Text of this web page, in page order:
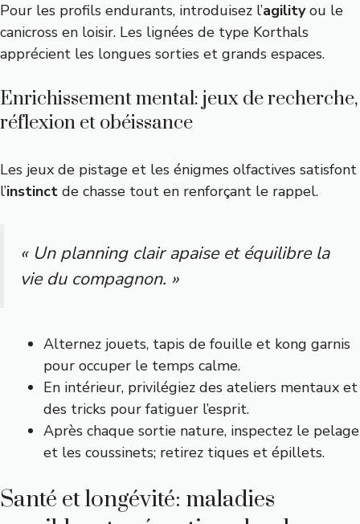
Pour les profils endurants, introduisez l’agilityou le
canicross en loisir. Les lignées de type Korthals
apprécient les longues sorties et grands espaces.
Enrichissement mental: jeux de recherche,
réflexion et obéissance
Les jeux de pistage et les énigmes olfactives satisfont
l’instinct de chasse tout en renforçant le rappel.
« Un planning clair apaise et équilibre la
vie du compagnon. »
Alternez jouets, tapis de fouille et kong garnis
pour occuper le temps calme.
En intérieur, privilégiez des ateliers mentaux et
des tricks pour fatiguer l’esprit.
Après chaque sortie nature, inspectez le pelage
et les coussinets; retirez tiques et épillets.
Santé et longévité: maladies